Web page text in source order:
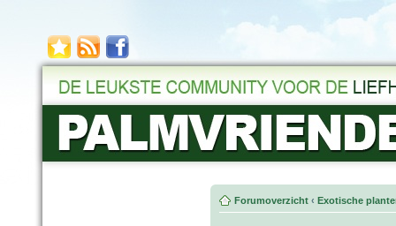
Forumoverzicht ‹ Exotische